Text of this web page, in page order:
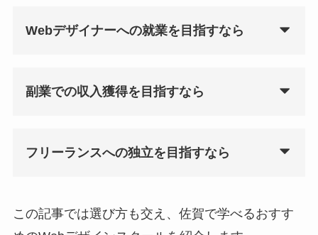
Webデザイナーへの就業を目指すなら
副業での収入獲得を目指すなら
フリーランスへの独立を目指すなら
この記事では選び方も交え、佐賀で学べるおすす